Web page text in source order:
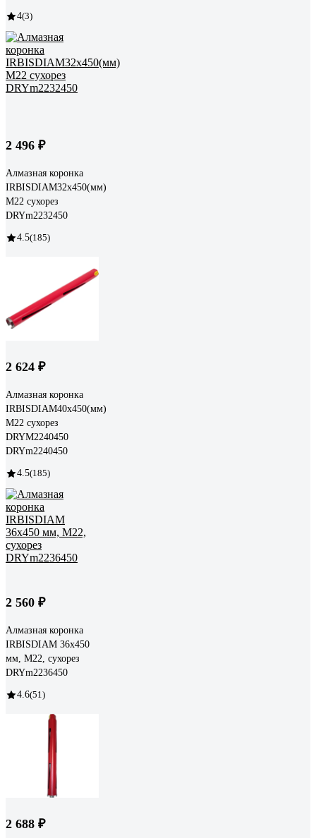
4(3)
2 496 ₽
Алмазная коронка
IRBISDIAM32x450(мм)
М22 сухорез
DRYm2232450
4.5(185)
2 624 ₽
Алмазная коронка
IRBISDIAM40x450(мм)
М22 сухорез
DRYМ2240450
DRYm2240450
4.5(185)
2 560 ₽
Алмазная коронка
IRBISDIAM 36x450
мм, М22, сухорез
DRYm2236450
4.6(51)
2 688 ₽